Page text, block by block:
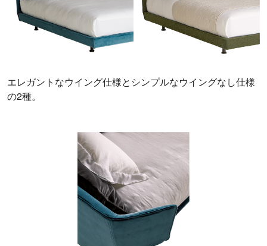
エレガントなウイング仕様とシンプルなウイングなし仕様
の2種。